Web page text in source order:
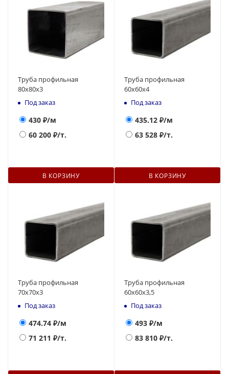
Труба профильная
80х80х3
Под заказ
430 ₽/м
60 200 ₽/т.
В КОРЗИНУ
Труба профильная
60х60х4
Под заказ
435.12 ₽/м
63 528 ₽/т.
В КОРЗИНУ
Труба профильная
70х70х3
Под заказ
474.74 ₽/м
71 211 ₽/т.
Труба профильная
60х60х3,5
Под заказ
493 ₽/м
83 810 ₽/т.